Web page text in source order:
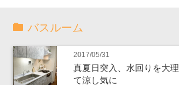
バスルーム
2017/05/31
真夏日突入、水回りを大
て涼し気に